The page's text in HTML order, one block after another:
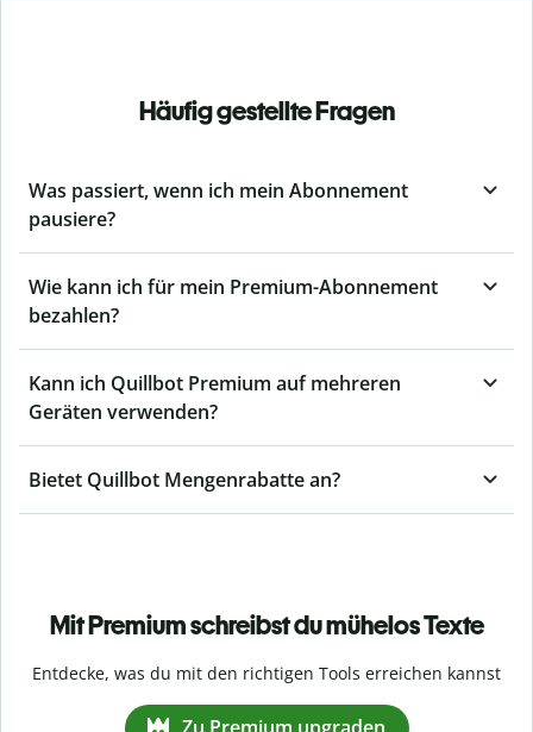
Häufig gestellte Fragen
Was passiert, wenn ich mein Abonnement
pausiere?
Wie kann ich für mein Premium-Abonnement
bezahlen?
Kann ich Quillbot Premium auf mehreren
Geräten verwenden?
Bietet Quillbot Mengenrabatte an?
Mit Premium schreibst du mühelos Texte
Entdecke, was du mit den richtigen Tools erreichen kannst